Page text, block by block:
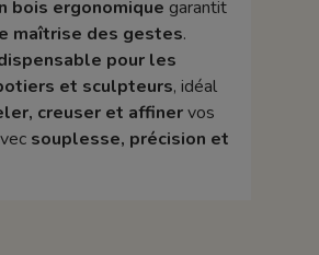
bois ergonomique garantit
maîtrise des gestes.
pour les
et sculpteurs, idéal
creuser et affinervos
souplesse, précision et